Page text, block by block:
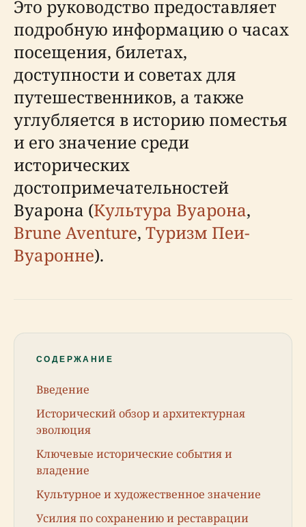
Это руководство предоставляет
подробную информацию о часах
посещения, билетах,
доступности и советах для
путешественников, а также
углубляется в историю поместья
и его значение среди
исторических
достопримечательностей
Вуарона (Культура Вуарона,
Brune Aventure, Туризм Пеи-
Вуаронне).
СОДЕРЖАНИЕ
Введение
Исторический обзор и архитектурная
эволюция
Ключевые исторические события и
владение
Культурное и художественное значение
Усилия по сохранению и реставрации